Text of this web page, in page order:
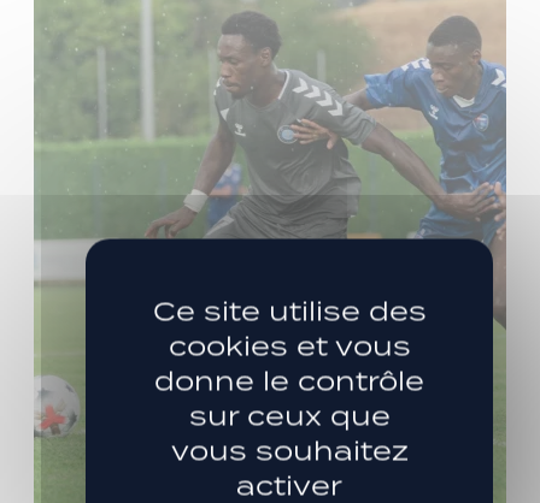
Ce site utilise des
cookies et vous
donne le contrôle
sur ceux que
vous souhaitez
activer